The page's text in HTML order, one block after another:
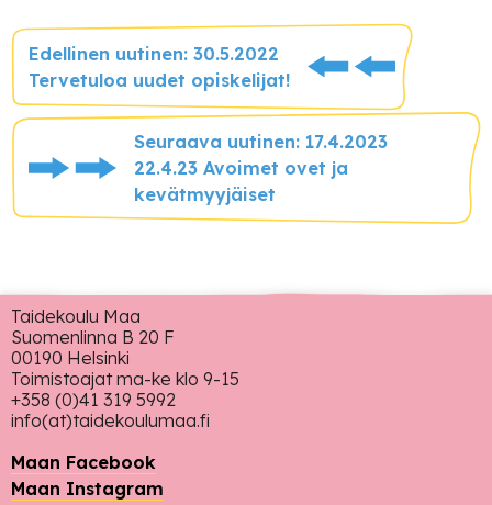
Edellinen uutinen: 30.5.2022
Tervetuloa uudet opiskelijat!
Seuraava uutinen: 17.4.2023
22.4.23 Avoimet ovet ja
kevätmyyjäiset
Taidekoulu Maa
Suomenlinna B 20 F
00190 Helsinki
Toimistoajat ma-ke klo 9-15
+358 (0)41 319 5992
info(at)taidekoulumaa.fi
Maan Facebook
Maan Instagram